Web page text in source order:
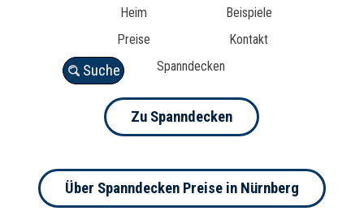
Heim
Beispiele
Preise
Kontakt
Spanndecken
Suche
Zu Spanndecken
Über Spanndecken Preise in Nürnberg